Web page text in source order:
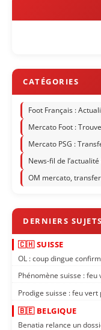
Foot Français :
Mercato Foot :
Mercato PSG :
News-fil de
OM mercato,
🇨🇭 SUISSE
OL : coup dingue
Phénomène suisse : feu
Prodige suisse : feu vert
🇧🇪 BELGIQUE
Benatia relance un